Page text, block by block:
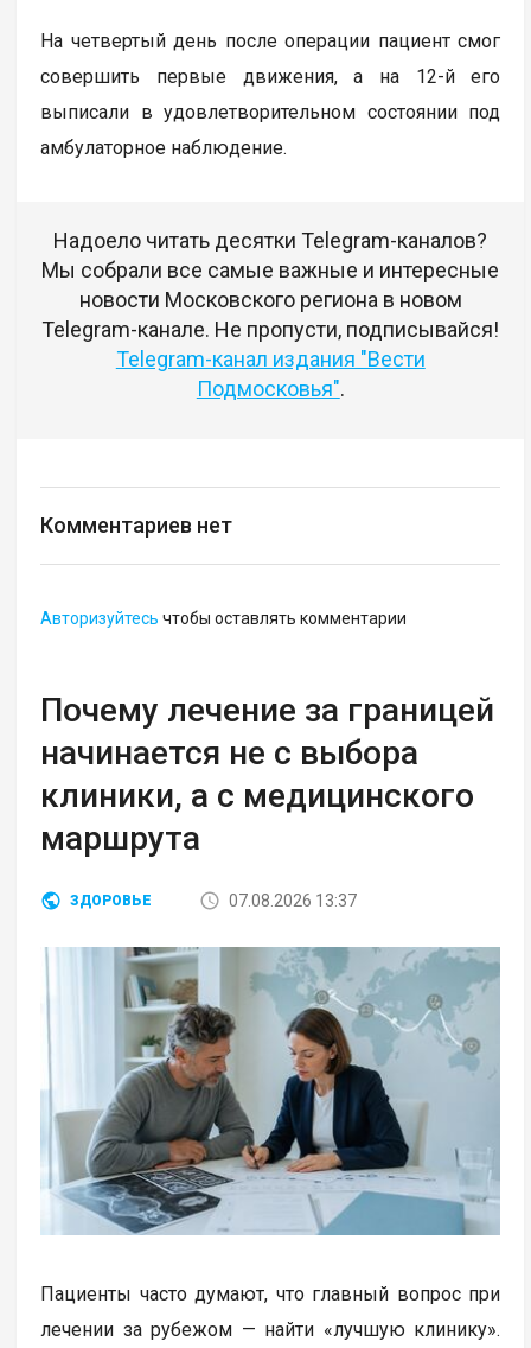
На четвертый день после операции пациент смог
совершить первые движения, а на 12-й его
выписали в удовлетворительном состоянии под
амбулаторное наблюдение.
Надоело читать десятки Telegram-каналов?
Мы собрали все самые важные и интересные
новости Московского региона в новом
Telegram-канале. Не пропусти, подписывайся!
Telegram-канал издания "Вести
Подмосковья".
Комментариев нет
Авторизуйтесь чтобы оставлять комментарии
Почему лечение за границей
начинается не с выбора
клиники, а с медицинского
маршрута
ЗДОРОВЬЕ 07.08.2026 13:37
Пациенты часто думают, что главный вопрос при
лечении за рубежом — найти «лучшую клинику».